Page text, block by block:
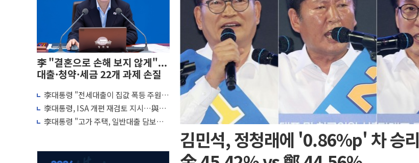
李 "결혼으로 손해 보지 않게"...
대출·청약·세금 22개 과제 손질
李대통령 "전세대출이 집값 폭등 주원
인…유주택자 제한·규제 강화 검토"
李대통령, ISA 개편 재검토 지시…與
"적극 환영"·野 "졸속 국정"
李대통령 "고가 주택, 일반대출 담보가
김민석, 정청래에 '0.86%p' 차 승리